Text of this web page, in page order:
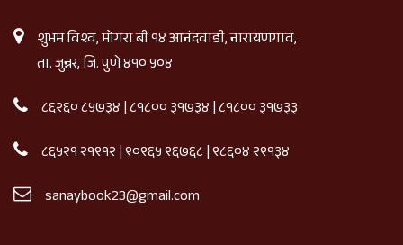
शुभम विश्व, मोगरा बी १४ आनंदवाडी, नारायणगाव,
ता. जुन्नर, जि. पुणे ४१० ५०४
८६२६० ८५७३४|८१८०० ३१७३४|८१८०० ३१७३३
८६५२१ २१९१२|९०९६५ ९६७६८|९८६०४ २९१३४
sanaybook23@gmail.com